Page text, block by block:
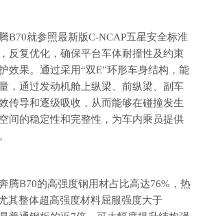
B70就参照最新版C-NCAP五星安全标准
反复优化，确保平台车体耐撞性及约束
效果。通过采用“双E”环形车身结构，能
，通过发动机舱上纵梁、前纵梁、副车
传导和逐级吸收，从而能够在碰撞发生
间的稳定性和完整性，为车内乘员提供
腾B70的高强度钢用材占比高达76%，热
其整体超高强度材料屈服强度大于